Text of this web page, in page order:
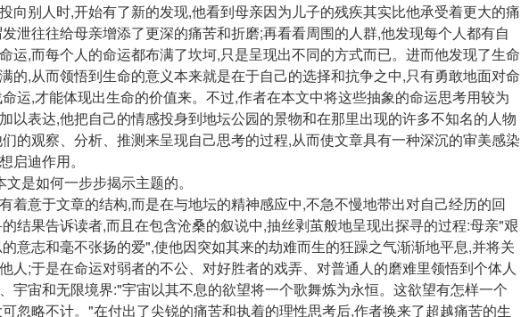
向别人时,开始有了新的发现,他看到母亲因为儿子的残疾其实比他承受着更大的痛
泄往往给母亲增添了更深的痛苦和折磨;再看看周围的人群,他发现每个人都有自
运,而每个人的命运都布满了坎坷,只是呈现出不同的方式而已。进而他发现了生命
的,从而领悟到生命的意义本来就是在于自己的选择和抗争之中,只有勇敢地面对命
运,才能体现出生命的价值来。不过,作者在本文中将这些抽象的命运思考用较为
以表达,他把自己的情感投身到地坛公园的景物和在那里出现的许多不知名的人物
的观察、分析、推测来呈现自己思考的过程,从而使文章具有一种深沉的审美感染
启迪作用。
是如何一步步揭示主题的。
意于文章的结构,而是在与地坛的精神感应中,不急不慢地带出对自己经历的回
结果告诉读者,而且在包含沧桑的叙说中,抽丝剥茧般地呈现出探寻的过程:母亲"艰
意志和毫不张扬的爱",使他因突如其来的劫难而生的狂躁之气渐渐地平息,并将关
人;于是在命运对弱者的不公、对好胜者的戏弄、对普通人的磨难里领悟到个体人
宇宙和无限境界:"宇宙以其不息的欲望将一个歌舞炼为永恒。这欲望有怎样一个
忽略不计。"在付出了尖锐的痛苦和执着的理性思考后,作者换来了超越痛苦的生